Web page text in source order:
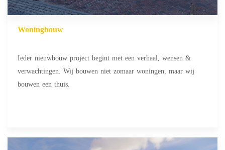
Woningbouw
Ieder nieuwbouw project begint met een verhaal, wensen &
verwachtingen. Wij bouwen niet zomaar woningen, maar wij
bouwen een thuis.